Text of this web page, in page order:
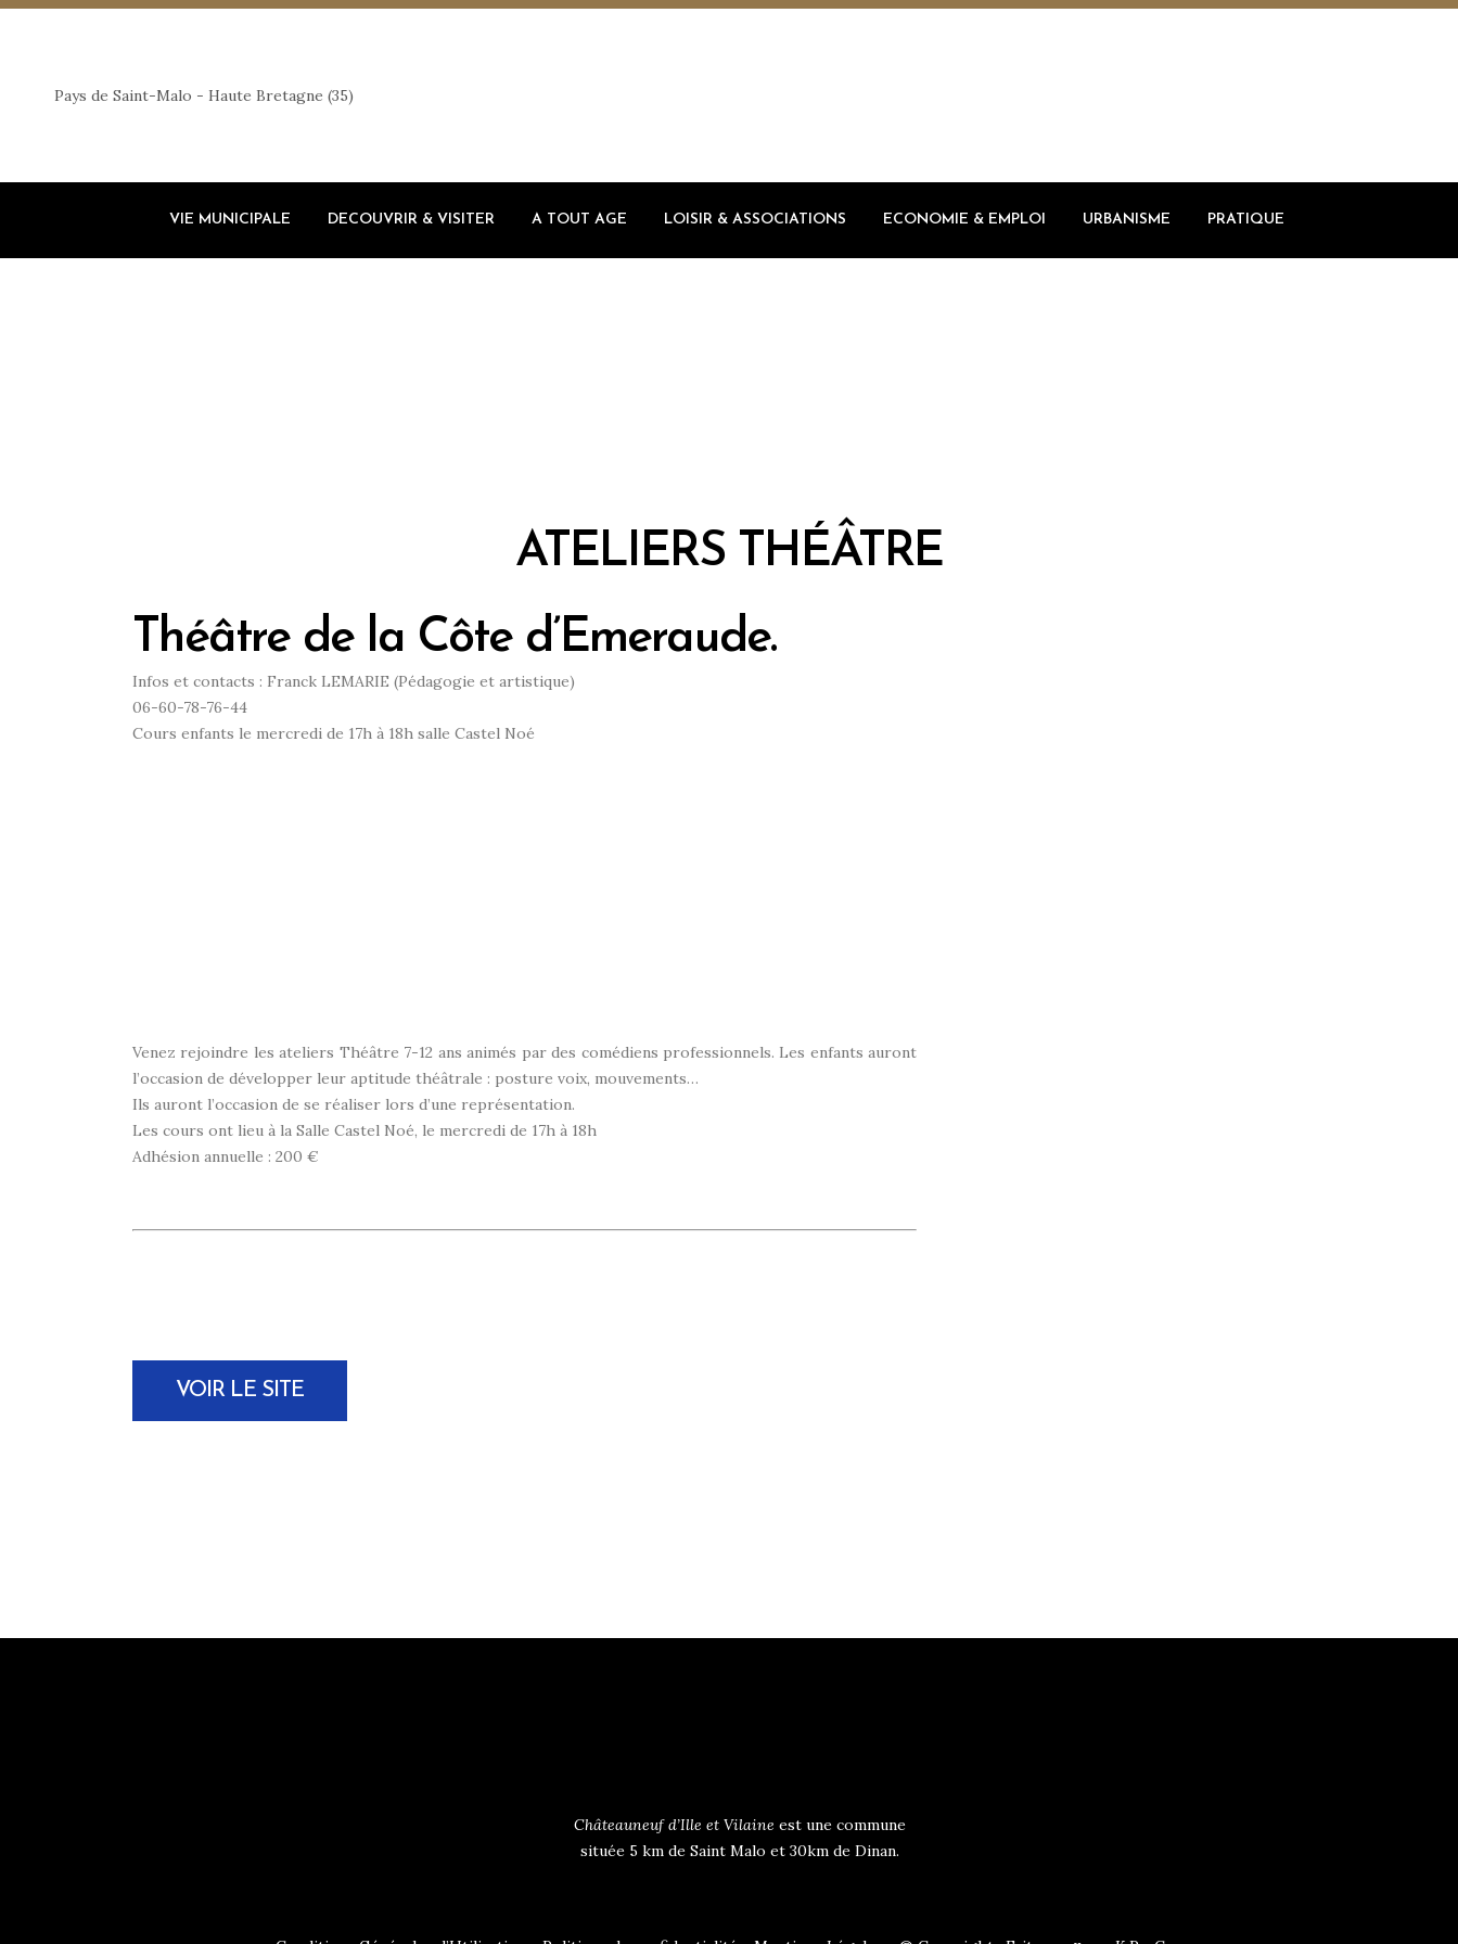
Pays de Saint-Malo - Haute Bretagne (35)
VIE MUNICIPALE DECOUVRIR & VISITER A TOUT AGE LOISIR & ASSOCIATIONS ECONOMIE & EMPLOI URBANISME PRATIQUE
ATELIERS THÉÂTRE
Théâtre de la Côte d’Emeraude.
Infos et contacts : Franck LEMARIE (Pédagogie et artistique)
06-60-78-76-44
Cours enfants le mercredi de 17h à 18h salle Castel Noé
Venez rejoindre les ateliers Théâtre 7-12 ans animés par des comédiens professionnels. Les enfants auront
l’occasion de développer leur aptitude théâtrale : posture voix, mouvements…
Ils auront l’occasion de se réaliser lors d’une représentation.
Les cours ont lieu à la Salle Castel Noé, le mercredi de 17h à 18h
Adhésion annuelle : 200 €
VOIR LE SITE
Châteauneuf d’Ille et Vilaine est une commune
située 5 km de Saint Malo et 30km de Dinan.